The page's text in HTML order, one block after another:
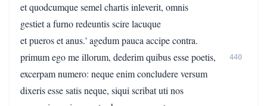
et quodcumque semel chartis inleverit, omnis
gestiet a furno redeuntis scire lacuque
et pueros et anus.' agedum pauca accipe contra.
primum ego me illorum, dederim quibus esse poetis,
440
excerpam numero: neque enim concludere versum
dixeris esse satis neque, siqui scribat uti nos